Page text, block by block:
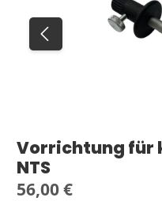
Vorrichtung für
NTS
Regulärer Preis:
56,00 €